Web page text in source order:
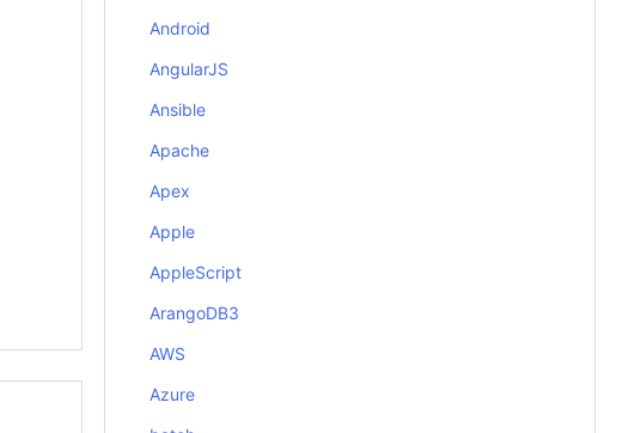
Android
AngularJS
Ansible
Apache
Apex
Apple
AppleScript
ArangoDB3
AWS
Azure